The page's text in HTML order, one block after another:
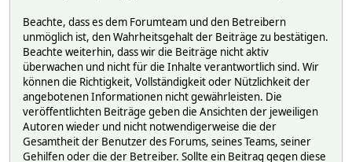
Beachte, dass es dem Forumteam und den Betreibern
unmöglich ist, den Wahrheitsgehalt der Beiträge zu bestätigen.
Beachte weiterhin, dass wir die Beiträge nicht aktiv
überwachen und nicht für die Inhalte verantwortlich sind. Wir
können die Richtigkeit, Vollständigkeit oder Nützlichkeit der
angebotenen Informationen nicht gewährleisten. Die
veröffentlichten Beiträge geben die Ansichten der jeweiligen
Autoren wieder und nicht notwendigerweise die der
Gesamtheit der Benutzer des Forums, seines Teams, seiner
Gehilfen oder die der Betreiber. Sollte ein Beitrag gegen diese